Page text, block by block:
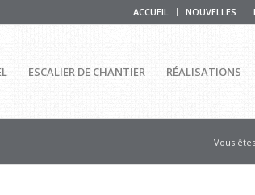
ACCUEIL NOUVELLES
ESCALIER DE CHANTIER RÉALISATIONS
Vous